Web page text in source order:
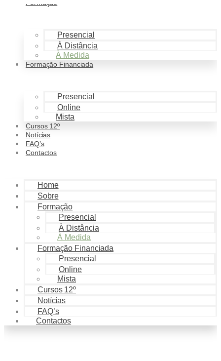
Pular para o conteúdo
Formação
Presencial
À Distância
À Medida
Formação Financiada
Presencial
Online
Mista
Cursos 12º
Notícias
FAQ’s
Contactos
Home
Sobre
Formação
Presencial
À Distância
À Medida
Formação Financiada
Presencial
Online
Mista
Cursos 12º
Notícias
FAQ’s
Contactos